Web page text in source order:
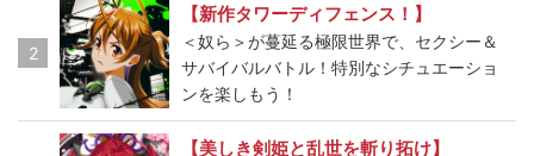
2
【新作タワーディフェンス！】
＜奴ら＞が蔓延る極限世界で、セクシー＆
サバイバルバトル！特別なシチュエーショ
ンを楽しもう！
【美しき剣姫と乱世を斬り拓け】